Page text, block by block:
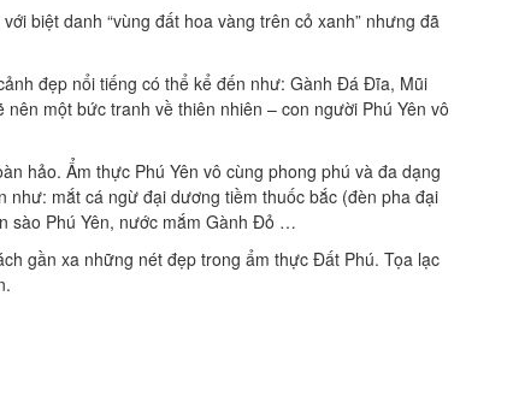
biệt danh “vùng đất hoa vàng trên cỏ xanh” nhưng đã
đẹp nổi tiếng có thể kể đến như: Gành Đá Đĩa, Mũi
một bức tranh về thiên nhiên – con người Phú Yên vô
hảo. Ẩm thực Phú Yên vô cùng phong phú và đa dạng
mắt cá ngừ đại dương tiềm thuốc bắc (đèn pha đại
sào Phú Yên, nước mắm Gành Đỏ …
gần xa những nét đẹp trong ẩm thực Đất Phú. Tọa lạc